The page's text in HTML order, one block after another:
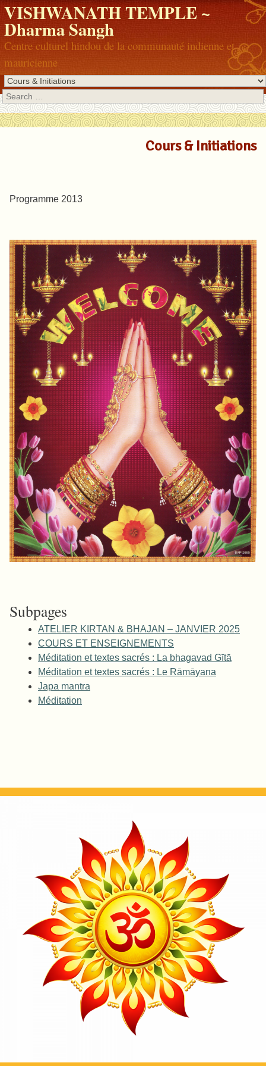
VISHWANATH TEMPLE ~
Dharma Sangh
Centre culturel hindou de la communauté indienne et
mauricienne
Search
Cours & Initiations
Programme 2013
Subpages
ATELIER KIRTAN & BHAJAN – JANVIER 2025
COURS ET ENSEIGNEMENTS
Méditation et textes sacrés : La bhagavad Gītā
Méditation et textes sacrés : Le Rāmāyana
Japa mantra
Méditation